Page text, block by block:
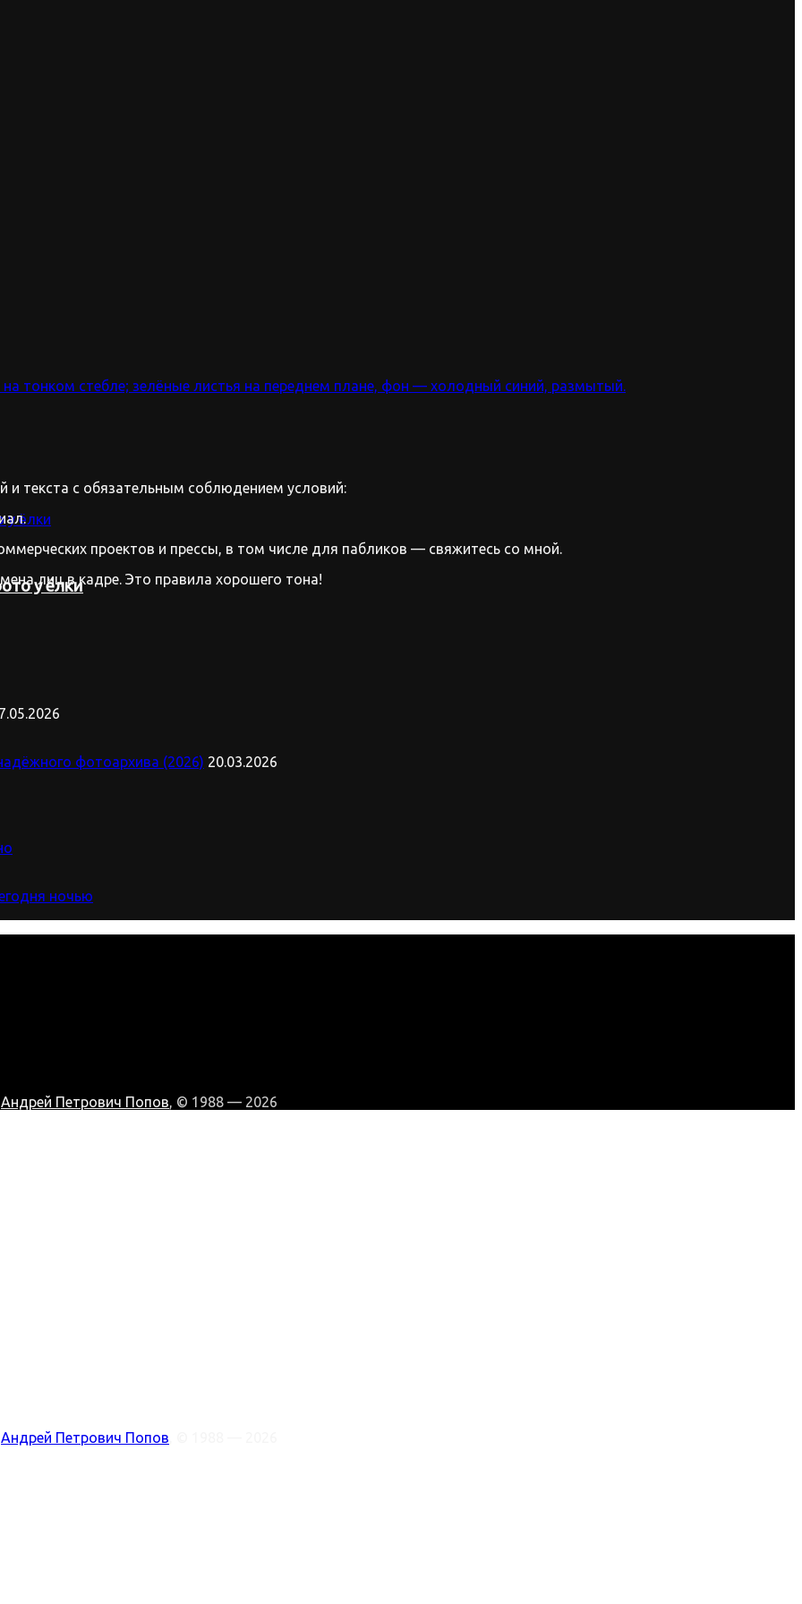
у ёлки
и текста с обязательным соблюдением условий:
проектов и прессы, в том числе для пабликов — свяжитесь со мной.
лиц в кадре. Это правила хорошего тона!
фотоархива (2026) 20.03.2026
ночью
Андрей Петрович Попов, © 1988 — 2026
Андрей Петрович Попов